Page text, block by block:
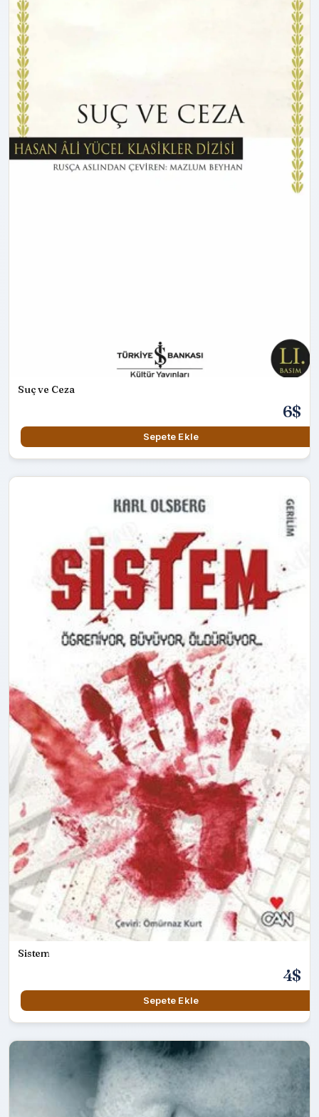
Suç ve Ceza
6$
Sepete Ekle
Sistem
4$
Sepete Ekle